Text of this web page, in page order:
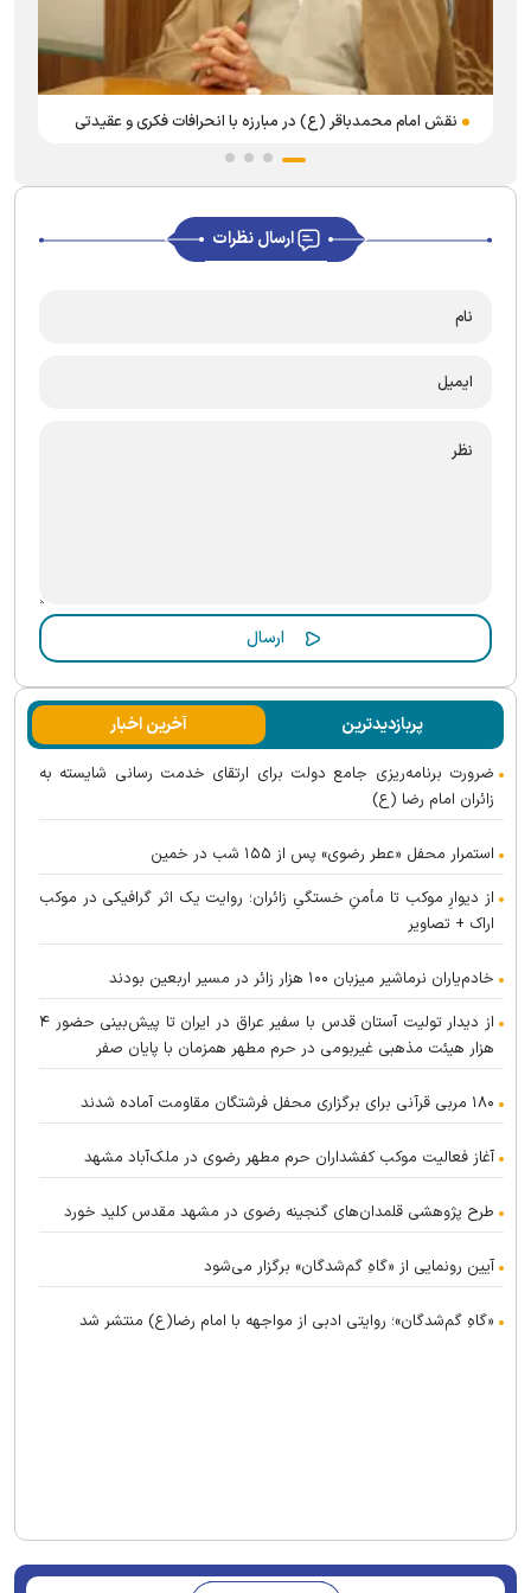
نقش امام محمدباقر (ع) در مبارزه با انحرافات فکری و عقیدتی
ارسال نظرات
پربازدیدترین آخرین اخبار
ضرورت برنامه‌ریزی جامع دولت برای ارتقای خدمت رسانی شایسته به
زائران امام رضا (ع)
استمرار محفل «عطر رضوی» پس از ۱۵۵ شب در خمین
از دیوارِ موکب تا مأمنِ خستگیِ زائران؛ روایت یک اثر گرافیکی در موکب
اراک + تصاویر
خادم‌یاران نرماشیر میزبان ۱۰۰ هزار زائر در مسیر اربعین بودند
از دیدار تولیت آستان قدس با سفیر عراق در ایران تا پیش‌بینی حضور ۴
هزار هیئت مذهبی غیربومی در حرم مطهر همزمان با پایان صفر
۱۸۰ مربی قرآنی برای برگزاری محفل فرشتگان مقاومت آماده شدند
آغاز فعالیت موکب کفشداران حرم مطهر رضوی در ملک‌آباد مشهد
طرح پژوهشی قلمدان‌های گنجینه رضوی در مشهد مقدس کلید خورد
آیین رونمایی از «گاهِ گم‌شدگان» برگزار می‌شود
«گاهِ گم‌شدگان»؛ روایتی ادبی از مواجهه با امام رضا(ع) منتشر شد